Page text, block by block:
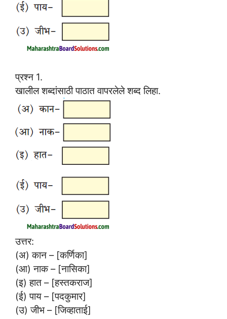
प्रश्न 1.
खालील शब्दांसाठी पाठात वापरलेले शब्द लिहा.
उत्तर:
(अ) कान – [कर्णिका]
(आ) नाक – [नासिका]
(इ) हात – [हस्तकराज]
(ई) पाय – [पदकुमार]
(उ) जीभ – [जिव्हाताई]